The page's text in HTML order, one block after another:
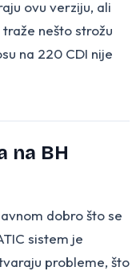
ovu verziju, ali
nešto strožu
na 220 CDI nije
na BH
dobro što se
sistem je
probleme, što